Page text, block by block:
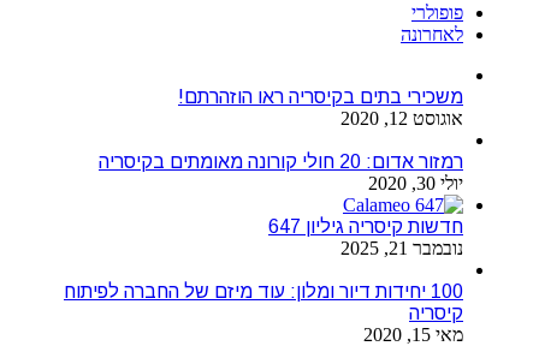
פופולרי
לאחרונה
משכירי בתים בקיסריה ראו הוזהרתם!
אוגוסט 12, 2020
רמזור אדום: 20 חולי קורונה מאומתים בקיסריה
יולי 30, 2020
חדשות קיסריה גיליון 647
נובמבר 21, 2025
100 יחידות דיור ומלון: עוד מיזם של החברה לפיתוח
קיסריה
מאי 15, 2020